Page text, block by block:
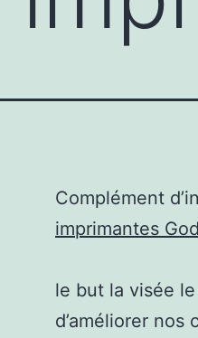
Complément
imprimantes
le but la visée
d’améliorer nos